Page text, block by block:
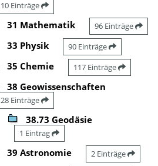
10 Einträge
31 Mathematik 96 Einträge
33 Physik 90 Einträge
35 Chemie 117 Einträge
38 Geowissenschaften
28 Einträge
38.73 Geodäsie
1 Eintrag
39 Astronomie 2 Einträge